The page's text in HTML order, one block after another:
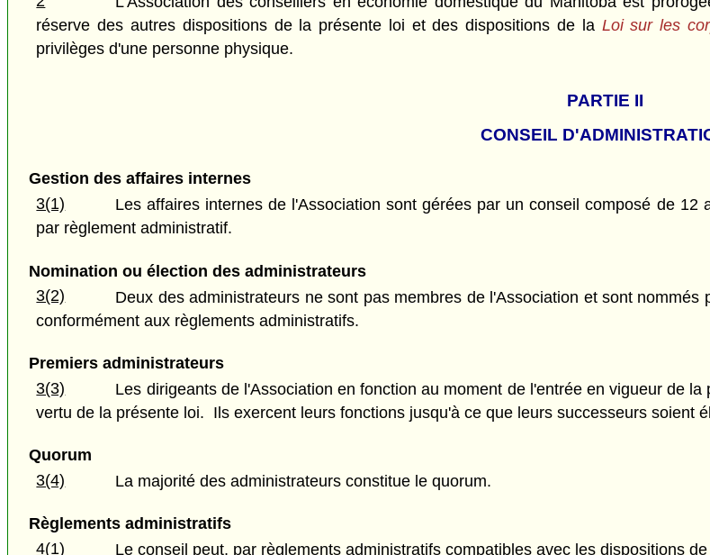
réserve des autres dispositions de la présente loi et des dispositions de la Loi sur les
privilèges d'une personne physique.
PARTIE II
CONSEIL
Gestion des affaires internes
3(1)
Les affaires internes de l'Association sont gérées par un conseil composé de
par règlement administratif.
Nomination ou élection des administrateurs
3(2)
Deux des administrateurs ne sont pas membres de l'Association et sont
conformément aux règlements administratifs.
Premiers administrateurs
3(3)
Les dirigeants de l'Association en fonction au moment de l'entrée en vigueur de
vertu de la présente loi. Ils exercent leurs fonctions jusqu'à ce que leurs successeurs soient
Quorum
3(4)
La majorité des administrateurs constitue le quorum.
Règlements administratifs
4(1)
Le conseil peut, par règlements administratifs compatibles avec les dispositions